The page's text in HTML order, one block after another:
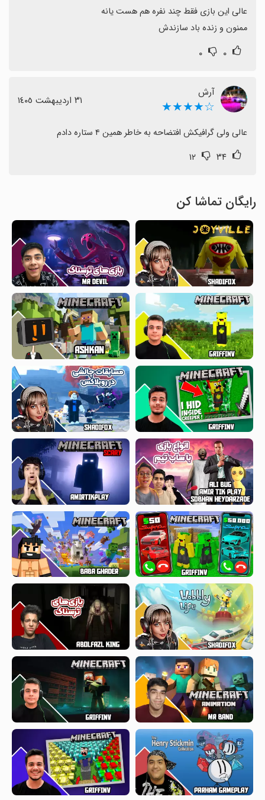
ممنون و زنده باد سازندش
۰ ۰
آرش
☆★★★★ ٣١ اردیبهشت ١٤٠٥
عالی ولی گرافیکش افتضاحه به خاطر همین ۴ ستاره دادم
۳۴ ۱۲
رایگان تماشا کن